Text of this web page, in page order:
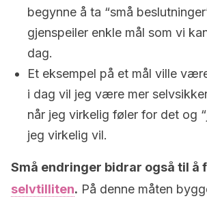
begynne å ta “små
gjenspeiler enkle mål som vi
dag.
Et eksempel på et mål ville
i dag vil jeg være mer
når jeg virkelig føler for det og
jeg virkelig vil.
Små endringer bidrar også til å
selvtilliten. På denne måten